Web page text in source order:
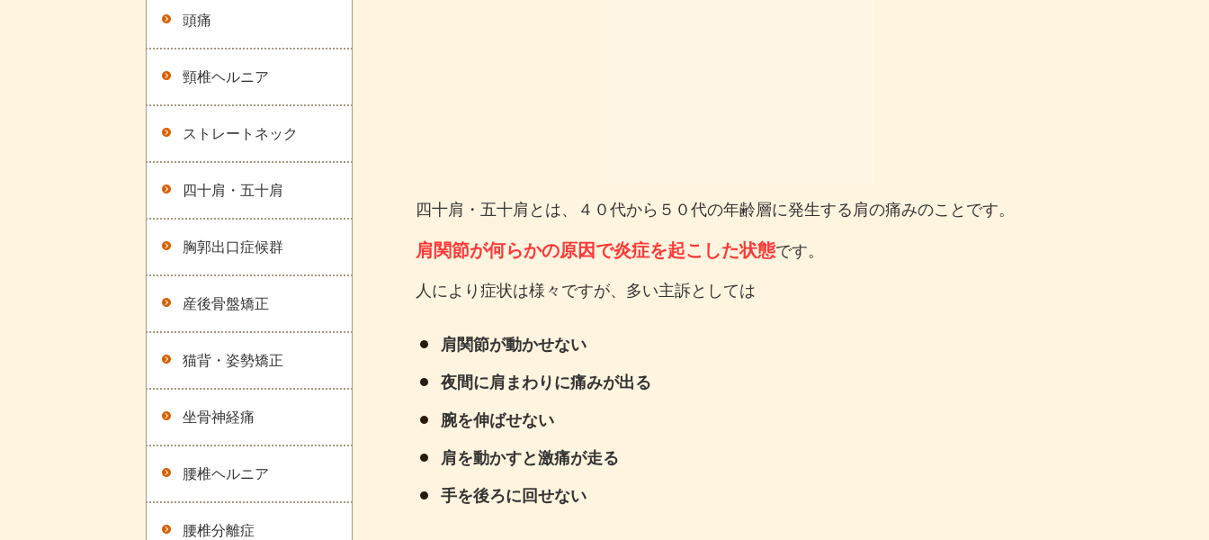
四十肩・五十肩とは、４０代から５０代の年齢層に発生する肩の痛みのことです。
肩関節が何らかの原因で炎症を起こした状態です。
人により症状は様々ですが、多い主訴としては
肩関節が動かせない
夜間に肩まわりに痛みが出る
腕を伸ばせない
肩を動かすと激痛が走る
手を後ろに回せない
頭痛
頸椎ヘルニア
ストレートネック
四十肩・五十肩
胸郭出口症候群
産後骨盤矯正
猫背・姿勢矯正
坐骨神経痛
腰椎ヘルニア
腰椎分離症